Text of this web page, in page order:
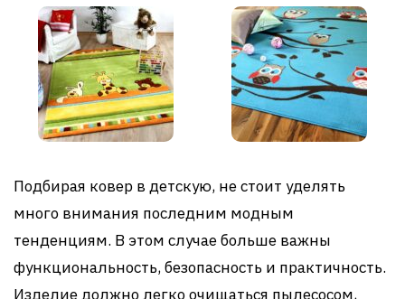
Подбирая ковер в детскую, не стоит уделять
много внимания последним модным
тенденциям. В этом случае больше важны
функциональность, безопасность и практичность.
Изделие должно легко очищаться пылесосом,